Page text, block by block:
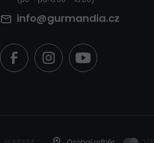
info@gurmandia.cz